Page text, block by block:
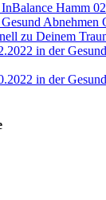
Hamm
Abnehmen
zu Deinem
in der
in der